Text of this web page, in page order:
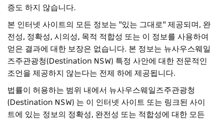
증도 하지 않습니다.
본 인터넷 사이트의 모든 정보는 "있는 그대로" 제공되며, 완
전성, 정확성, 시의성, 목적 적합성 또는 이 정보를 사용하여
얻은 결과에 대한 보장은 없습니다. 본 정보는 뉴사우스웨일
즈주관광청(Destination NSW) 특정 사안에 대한 전문적인
조언을 제공하지 않는다는 전제 하에 제공됩니다.
법률이 허용하는 범위 내에서 뉴사우스웨일즈주관광청
(Destination NSW) 는 이 인터넷 사이트 또는 링크된 사이
트에 있는 정보의 정확성, 완전성 또는 적합성에 대한 모든